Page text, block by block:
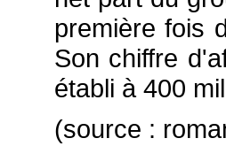
première fois
Son chiffre
établi à 400
(source :